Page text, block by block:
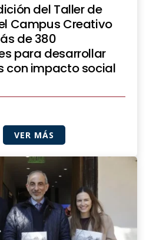
del Taller de
Campus Creativo
de 380
para desarrollar
con impacto social
VER MÁS